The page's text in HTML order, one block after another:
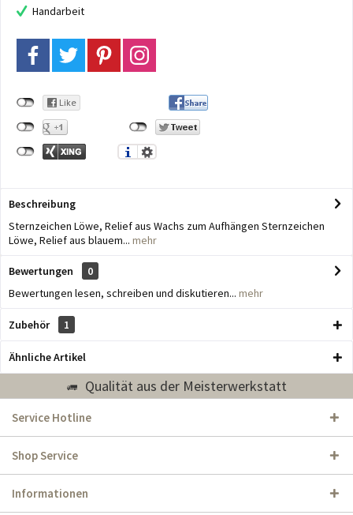
Handarbeit
Beschreibung
Sternzeichen Löwe, Relief aus Wachs zum Aufhängen Sternzeichen
Löwe, Relief aus blauem... mehr
Bewertungen
0
Bewertungen lesen, schreiben und diskutieren... mehr
Zubehör 1
Ähnliche Artikel
Qualität aus der Meisterwerkstatt
Service Hotline
Shop Service
Informationen